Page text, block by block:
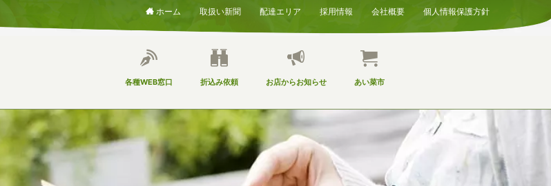
ホーム 取扱い新聞 配達エリア 採用情報 会社概要 個人情報保護方針
各種WEB窓口 折込み依頼 お店からお知らせ あい菜市